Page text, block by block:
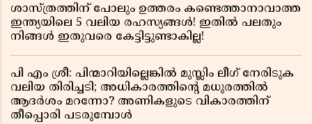
ശാസ്ത്രത്തിന് പോലും ഉത്തരം കണ്ടെത്താനാവാത്ത
ഇന്ത്യയിലെ 5 വലിയ രഹസ്യങ്ങൾ! ഇതിൽ പലതും
നിങ്ങൾ ഇതുവരെ കേട്ടിട്ടുണ്ടാകില്ല!
പി എം ശ്രീ: പിന്മാറിയില്ലെങ്കിൽ മുസ്ലിം ലീഗ് നേരിടുക
വലിയ തിരിച്ചടി; അധികാരത്തിന്റെ മധുരത്തിൽ
ആദർശം മറന്നോ? അണികളുടെ വികാരത്തിന്
തീപ്പൊരി പടരുമ്പോൾ